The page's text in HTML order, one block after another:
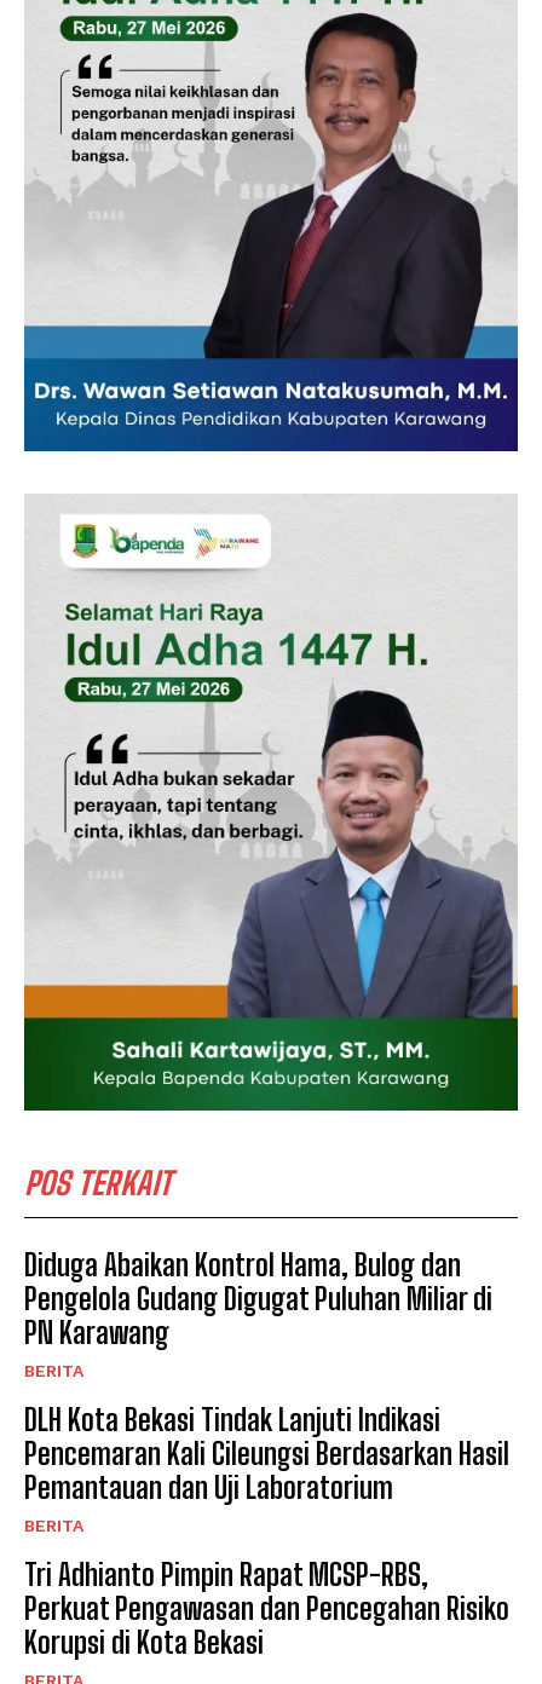
News Week
Magazine PRO
Company
Disclaimer
Kontak Kami
Pedoman Media Siber
Tentang Kami
Indeks Berita
POS TERKAIT
Diduga Abaikan Kontrol Hama, Bulog dan
Pengelola Gudang Digugat Puluhan Miliar di
PN Karawang
BERITA
DLH Kota Bekasi Tindak Lanjuti Indikasi
Pencemaran Kali Cileungsi Berdasarkan Hasil
Pemantauan dan Uji Laboratorium
BERITA
Tri Adhianto Pimpin Rapat MCSP-RBS,
Perkuat Pengawasan dan Pencegahan Risiko
Korupsi di Kota Bekasi
BERITA